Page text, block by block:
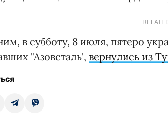
в субботу, 8 июля, пятеро
"Азовсталь", вернулись из